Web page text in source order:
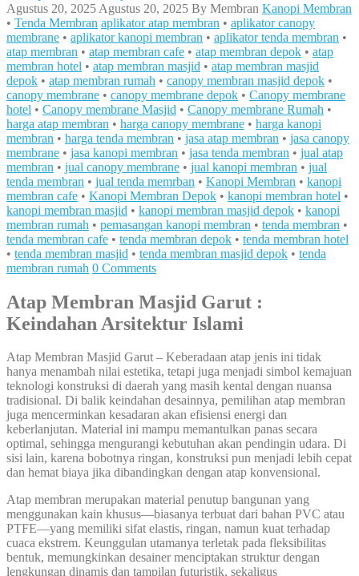
Agustus 20, 2025 Agustus 20, 2025 By Membran Kanopi Membran
• Tenda Membran aplikator atap membran • aplikator canopy
membrane • aplikator kanopi membran • aplikator tenda membran •
atap membran • atap membran cafe • atap membran depok • atap
membran hotel • atap membran masjid • atap membran masjid
depok • atap membran rumah • canopy membran masjid depok •
canopy membrane • canopy membrane depok • Canopy membrane
hotel • Canopy membrane Masjid • Canopy membrane Rumah •
harga atap membran • harga canopy membrane • harga kanopi
membran • harga tenda membran • jasa atap membran • jasa canopy
membrane • jasa kanopi membran • jasa tenda membran • jual atap
membran • jual canopy membrane • jual kanopi membran • jual
tenda membran • jual tenda memrban • Kanopi Membran • kanopi
membran cafe • Kanopi Membran Depok • kanopi membran hotel •
kanopi membran masjid • kanopi membran masjid depok • kanopi
membran rumah • pemasangan kanopi membran • tenda membran •
tenda membran cafe • tenda membran depok • tenda membran hotel
• tenda membran masjid • tenda membran masjid depok • tenda
membran rumah 0 Comments
Atap Membran Masjid Garut :
Keindahan Arsitektur Islami
Atap Membran Masjid Garut – Keberadaan atap jenis ini tidak
hanya menambah nilai estetika, tetapi juga menjadi simbol kemajuan
teknologi konstruksi di daerah yang masih kental dengan nuansa
tradisional. Di balik keindahan desainnya, pemilihan atap membran
juga mencerminkan kesadaran akan efisiensi energi dan
keberlanjutan. Material ini mampu memantulkan panas secara
optimal, sehingga mengurangi kebutuhan akan pendingin udara. Di
sisi lain, karena bobotnya ringan, konstruksi pun menjadi lebih cepat
dan hemat biaya jika dibandingkan dengan atap konvensional.
Atap membran merupakan material penutup bangunan yang
menggunakan kain khusus—biasanya terbuat dari bahan PVC atau
PTFE—yang memiliki sifat elastis, ringan, namun kuat terhadap
cuaca ekstrem. Keunggulan utamanya terletak pada fleksibilitas
bentuk, memungkinkan desainer menciptakan struktur dengan
lengkungan dinamis dan tampilan futuristik, sekaligus